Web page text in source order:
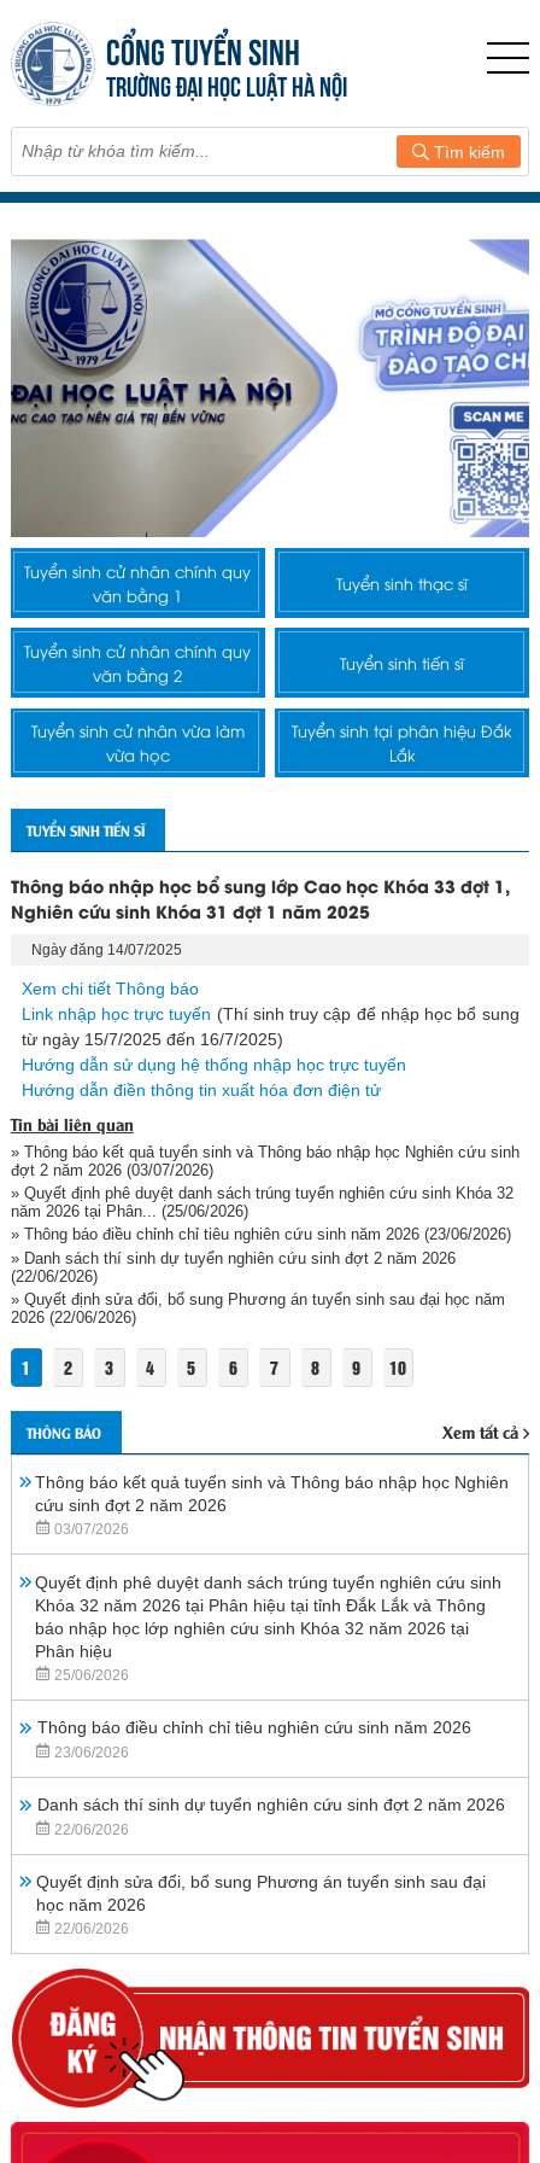
CỔNG TUYỂN SINH
TRƯỜNG ĐẠI HỌC LUẬT HÀ NỘI
Tìm kiếm
Tuyển sinh cử nhân chính quy
văn bằng 1
Tuyển sinh thạc sĩ
Tuyển sinh cử nhân chính quy
văn bằng 2
Tuyển sinh tiến sĩ
Tuyển sinh cử nhân vừa làm
vừa học
Tuyển sinh tại phân hiệu Đắk
Lắk
TUYỂN SINH TIẾN SĨ
Thông báo nhập học bổ sung lớp Cao học Khóa 33 đợt 1,
Nghiên cứu sinh Khóa 31 đợt 1 năm 2025
Ngày đăng 14/07/2025
Xem chi tiết Thông báo
Link nhập học trực tuyến (Thí sinh truy cập để nhập học bổ sung
từ ngày 15/7/2025 đến 16/7/2025)
Hướng dẫn sử dụng hệ thống nhập học trực tuyến
Hướng dẫn điền thông tin xuất hóa đơn điện tử
Tin bài liên quan
» Thông báo kết quả tuyển sinh và Thông báo nhập học Nghiên cứu sinh
đợt 2 năm 2026(03/07/2026)
» Quyết định phê duyệt danh sách trúng tuyển nghiên cứu sinh Khóa 32
năm 2026 tại Phân... (25/06/2026)
» Thông báo điều chỉnh chỉ tiêu nghiên cứu sinh năm 2026(23/06/2026)
» Danh sách thí sinh dự tuyển nghiên cứu sinh đợt 2 năm 2026
(22/06/2026)
» Quyết định sửa đổi, bổ sung Phương án tuyển sinh sau đại học năm
2026(22/06/2026)
1 2 3 4 5 6 7 8 9 10
THÔNG BÁO Xem tất cả
Thông báo kết quả tuyển sinh và Thông báo nhập học Nghiên
cứu sinh đợt 2 năm 2026
03/07/2026
Quyết định phê duyệt danh sách trúng tuyển nghiên cứu sinh
Khóa 32 năm 2026 tại Phân hiệu tại tỉnh Đắk Lắk và Thông
báo nhập học lớp nghiên cứu sinh Khóa 32 năm 2026 tại
Phân hiệu
25/06/2026
Thông báo điều chỉnh chỉ tiêu nghiên cứu sinh năm 2026
23/06/2026
Danh sách thí sinh dự tuyển nghiên cứu sinh đợt 2 năm 2026
22/06/2026
Quyết định sửa đổi, bổ sung Phương án tuyển sinh sau đại
học năm 2026
22/06/2026